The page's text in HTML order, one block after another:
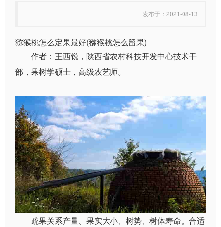
发布于：2021-08-13
猕猴桃怎么定果最好(猕猴桃怎么留果)
作者：王西锐，陕西省农村科技开发中心技术干
部，果树学硕士，高级农艺师。
疏果关系产量、果实大小、树势、树体寿命。合适